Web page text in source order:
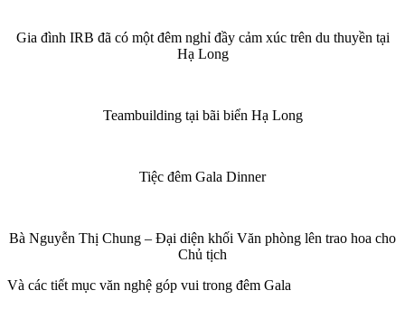
Gia đình IRB đã có một đêm nghỉ đầy cảm xúc trên du thuyền tại
Hạ Long
Teambuilding tại bãi biển Hạ Long
Tiệc đêm Gala Dinner
Bà Nguyễn Thị Chung – Đại diện khối Văn phòng lên trao hoa cho
Chủ tịch
Và các tiết mục văn nghệ góp vui trong đêm Gala